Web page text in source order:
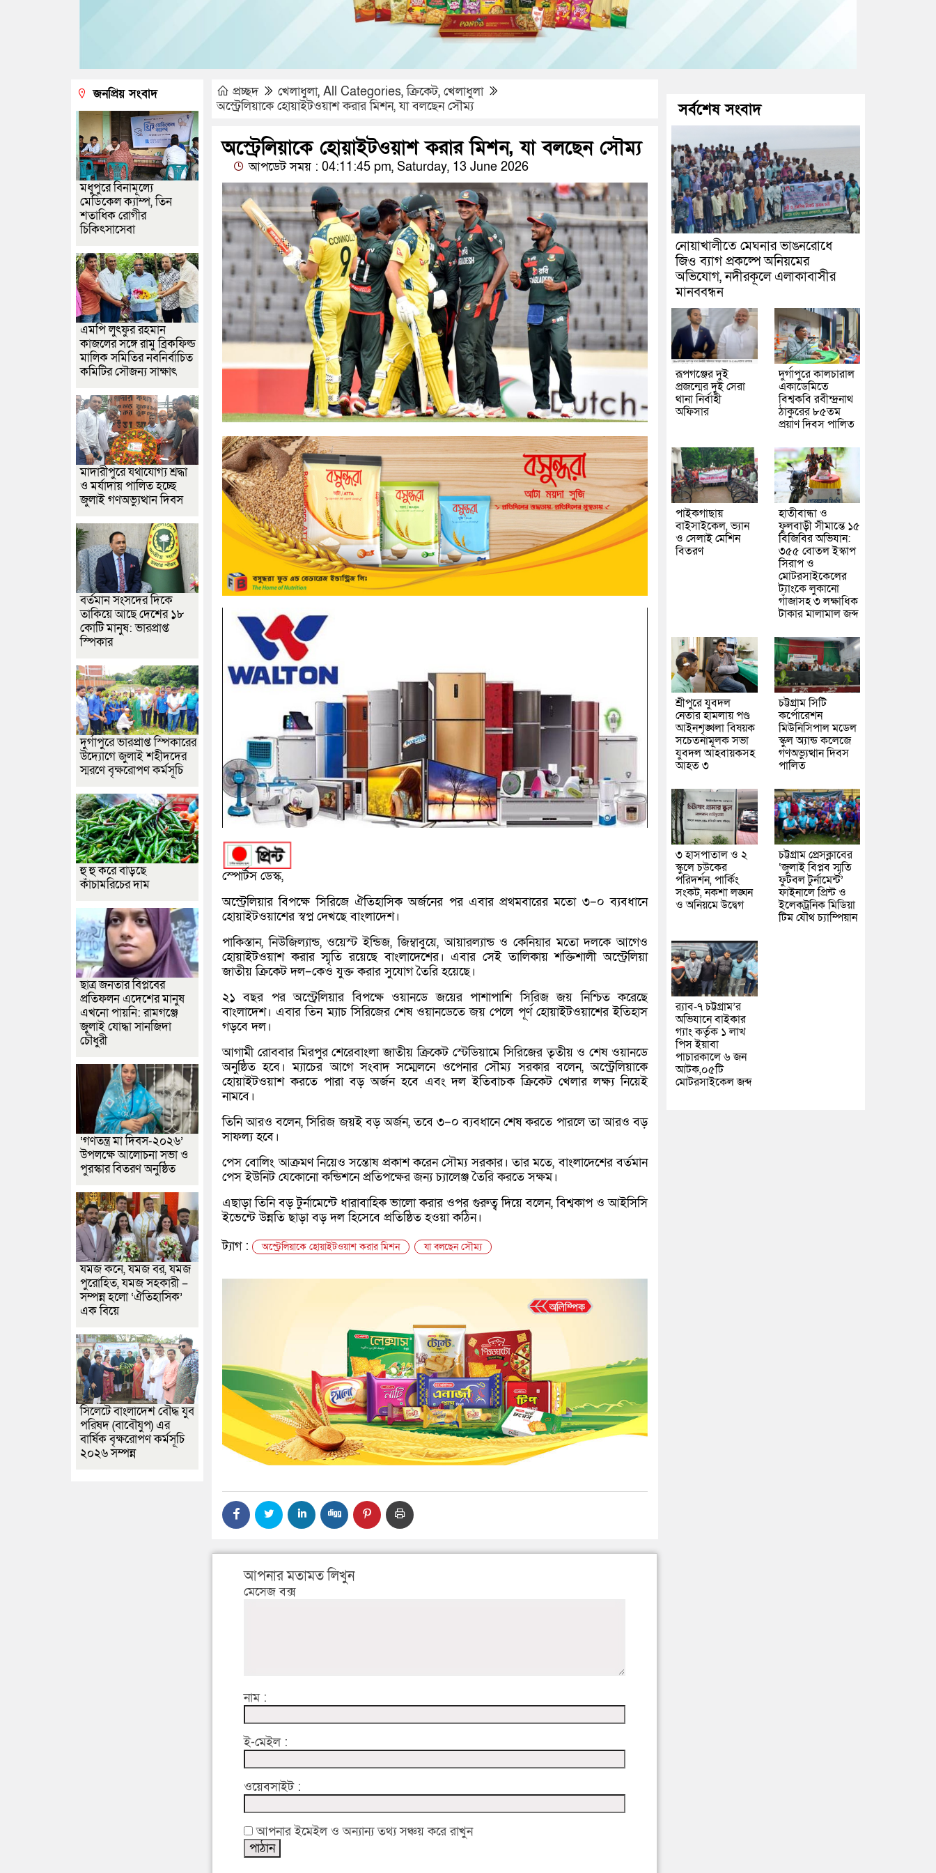
প্রচ্ছদ খেলাধুলা, All Categories,ক্রিকেট, খেলাধুলা
অস্ট্রেলিয়াকে হোয়াইটওয়াশ করার মিশন, যা বলছেন সৌম্য
অস্ট্রেলিয়াকে হোয়াইটওয়াশ করার মিশন, যা বলছেন সৌম্য
আপডেট সময় : 04:11:45 pm, Saturday, 13 June 2026
স্পোর্টস ডেস্ক,
অস্ট্রেলিয়ার বিপক্ষে সিরিজে ঐতিহাসিক অর্জনের পর এবার প্রথমবারের মতো ৩–০ ব্যবধানে
হোয়াইটওয়াশের স্বপ্ন দেখছে বাংলাদেশ।
পাকিস্তান, নিউজিল্যান্ড, ওয়েস্ট ইন্ডিজ, জিম্বাবুয়ে, আয়ারল্যান্ড ও কেনিয়ার মতো দলকে আগেও
হোয়াইটওয়াশ করার স্মৃতি রয়েছে বাংলাদেশের। এবার সেই তালিকায় শক্তিশালীঅস্ট্রেলিয়া
জাতীয় ক্রিকেট দল–কেও যুক্ত করার সুযোগ তৈরি হয়েছে।
২১ বছর পর অস্ট্রেলিয়ার বিপক্ষে ওয়ানডে জয়ের পাশাপাশি সিরিজ জয় নিশ্চিত করেছে
বাংলাদেশ। এবার তিন ম্যাচ সিরিজের শেষ ওয়ানডেতে জয় পেলে পূর্ণ হোয়াইটওয়াশের ইতিহাস
গড়বে দল।
আগামী রোববার মিরপুর শেরেবাংলা জাতীয় ক্রিকেট স্টেডিয়ামে সিরিজের তৃতীয় ও শেষ ওয়ানডে
অনুষ্ঠিত হবে। ম্যাচের আগে সংবাদ সম্মেলনে ওপেনারসৌম্য সরকারবলেন, অস্ট্রেলিয়াকে
হোয়াইটওয়াশ করতে পারা বড় অর্জন হবে এবং দল ইতিবাচক ক্রিকেট খেলার লক্ষ্য নিয়েই
নামবে।
তিনি আরও বলেন, সিরিজ জয়ই বড় অর্জন, তবে ৩–০ ব্যবধানে শেষ করতে পারলে তা আরও বড়
সাফল্য হবে।
পেস বোলিং আক্রমণ নিয়েও সন্তোষ প্রকাশ করেন সৌম্য সরকার। তার মতে, বাংলাদেশের বর্তমান
পেস ইউনিট যেকোনো কন্ডিশনে প্রতিপক্ষের জন্য চ্যালেঞ্জ তৈরি করতে সক্ষম।
এছাড়া তিনি বড় টুর্নামেন্টে ধারাবাহিক ভালো করার ওপর গুরুত্ব দিয়ে বলেন, বিশ্বকাপ ও আইসিসি
ইভেন্টে উন্নতি ছাড়া বড় দল হিসেবে প্রতিষ্ঠিত হওয়া কঠিন।
ট্যাগ :
অস্ট্রেলিয়াকে হোয়াইটওয়াশ করার মিশন যা বলছেন সৌম্য
আপনার মতামত লিখুন
মেসেজ বক্স
নাম :
ই-মেইল :
ওয়েবসাইট :
আপনার ইমেইল ও অন্যান্য তথ্য সঞ্চয় করে রাখুন
জনপ্রিয় সংবাদ
মধুপুরে বিনামূল্যে
মেডিকেল ক্যাম্প, তিন
শতাধিক রোগীর
চিকিৎসাসেবা
এমপি লুৎফুর রহমান
কাজলের সঙ্গে রামু ব্রিকফিল্ড
মালিক সমিতির নবনির্বাচিত
কমিটির সৌজন্য সাক্ষাৎ
মাদারীপুরে যথাযোগ্য শ্রদ্ধা
ও মর্যাদায় পালিত হচ্ছে
জুলাই গণঅভ্যুত্থান দিবস
বর্তমান সংসদের দিকে
তাকিয়ে আছে দেশের ১৮
কোটি মানুষ: ভারপ্রাপ্ত
স্পিকার
দুর্গাপুরে ভারপ্রাপ্ত স্পিকারের
উদ্যোগে জুলাই শহীদদের
স্মরণে বৃক্ষরোপণ কর্মসূচি
হু হু করে বাড়ছে
কাঁচামরিচের দাম
ছাত্র জনতার বিপ্লবের
প্রতিফলন এদেশের মানুষ
এখনো পায়নি: রামগঞ্জে
জুলাই যোদ্ধা সানজিদা
চৌধুরী
‘গণতন্ত্র মা দিবস-২০২৬’
উপলক্ষে আলোচনা সভা ও
পুরস্কার বিতরণ অনুষ্ঠিত
যমজ কনে, যমজ বর, যমজ
পুরোহিত, যমজ সহকারী –
সম্পন্ন হলো ‘ঐতিহাসিক’
এক বিয়ে
সিলেটে বাংলাদেশ বৌদ্ধ যুব
পরিষদ (বাবৌযুপ) এর
বার্ষিক বৃক্ষরোপণ কর্মসূচি
২০২৬ সম্পন্ন
সর্বশেষ সংবাদ
নোয়াখালীতে মেঘনার ভাঙনরোধে
জিও ব্যাগ প্রকল্পে অনিয়মের
অভিযোগ, নদীরকূলে এলাকাবাসীর
মানববন্ধন
রূপগঞ্জের দুই
প্রজন্মের দুই সেরা
থানা নির্বাহী
অফিসার
দুর্গাপুরে কালচারাল
একাডেমিতে
বিশ্বকবি রবীন্দ্রনাথ
ঠাকুরের ৮৫তম
প্রয়াণ দিবস পালিত
পাইকগাছায়
বাইসাইকেল, ভ্যান
ও সেলাই মেশিন
বিতরণ
হাতীবান্ধা ও
ফুলবাড়ী সীমান্তে ১৫
বিজিবির অভিযান:
৩৫৫ বোতল ইস্কাপ
সিরাপ ও
মোটরসাইকেলের
ট্যাংকে লুকানো
গাঁজাসহ ৩ লক্ষাধিক
টাকার মালামাল জব্দ
শ্রীপুরে যুবদল
নেতার হামলায় পণ্ড
আইনশৃঙ্খলা বিষয়ক
সচেতনামূলক সভা
যুবদল আহবায়কসহ
আহত ৩
চট্টগ্রাম সিটি
কর্পোরেশন
মিউনিসিপাল মডেল
স্কুল অ্যান্ড কলেজে
গণঅভ্যুত্থান দিবস
পালিত
৩ হাসপাতাল ও ২
স্কুলে চউকের
পরিদর্শন, পার্কিং
সংকট, নকশা লঙ্ঘন
ও অনিয়মে উদ্বেগ
চট্টগ্রাম প্রেসক্লাবের
‘জুলাই বিপ্লব স্মৃতি
ফুটবল টুর্নামেন্ট’
ফাইনালে প্রিন্ট ও
ইলেকট্রনিক মিডিয়া
টিম যৌথ চ্যাম্পিয়ান
র‌্যাব-৭ চট্টগ্রাম’র
অভিযানে বাইকার
গ্যাং কর্তৃক ১ লাখ
পিস ইয়াবা
পাচারকালে ৬ জন
আটক,০৫টি
মোটরসাইকেল জব্দ